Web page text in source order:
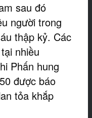
sau đó
người trong
thập kỷ. Các
nhiều
Phấn hung
được báo
tỏa khắp